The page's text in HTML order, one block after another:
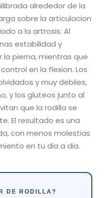
alrededor de la
sobre la articulacion
a la artrosis. Al
estabilidad y
pierna, mientras que
en la flexion. Los
y muy debiles,
y los gluteos junto al
que la rodilla se
El resultado es una
con menos molestias
en tu dia a dia.
DE RODILLA?